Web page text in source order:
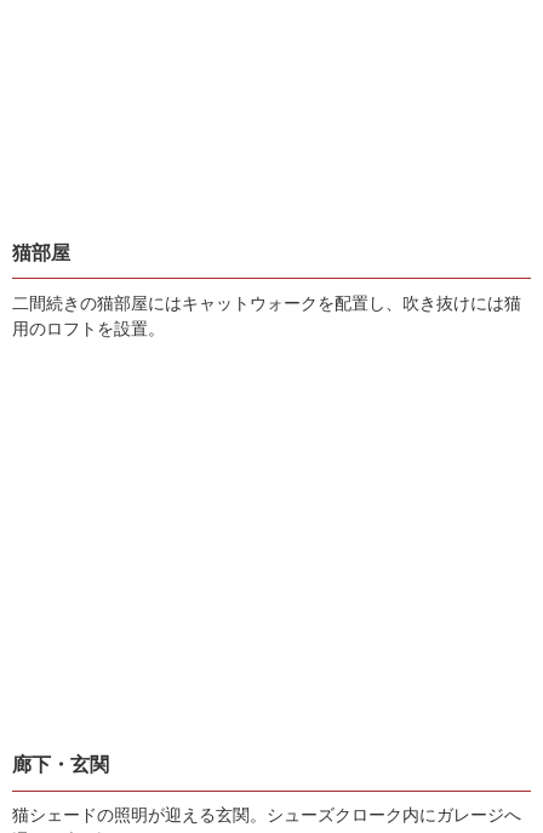
猫部屋
二間続きの猫部屋にはキャットウォークを配置し、吹き抜けには猫
用のロフトを設置。
廊下・玄関
猫シェードの照明が迎える玄関。シューズクローク内にガレージへ